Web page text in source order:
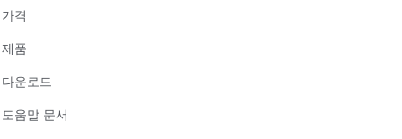
가격
제품
다운로드
도움말 문서